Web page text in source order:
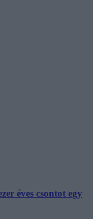
éves csontot egy